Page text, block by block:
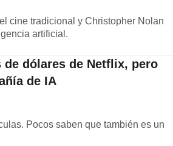
cine tradicional y Christopher Nolan
artificial.
dólares de Netflix, pero
de IA
Pocos saben que también es un